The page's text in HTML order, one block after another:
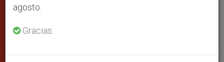
PHOTO.VA
agosto.
Gracias.